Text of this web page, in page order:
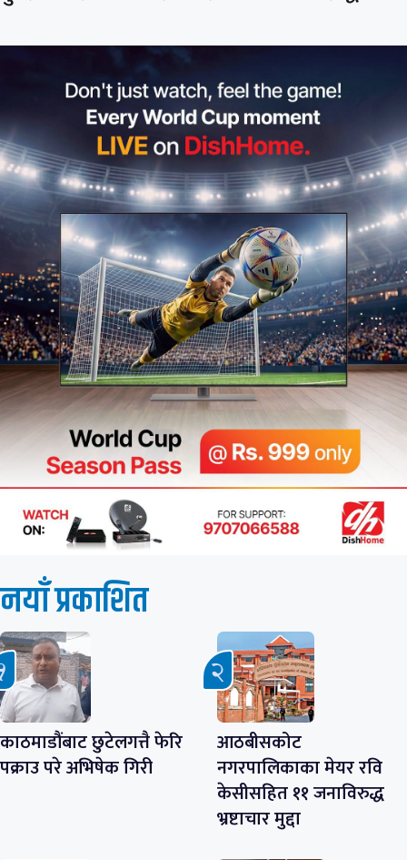
नयाँ प्रकाशित
काठमाडौंबाट छुटेलगत्तै फेरि
पक्राउ परे अभिषेक गिरी
आठबीसकोट
नगरपालिकाका मेयर रवि
केसीसहित ११ जनाविरुद्ध
भ्रष्टाचार मुद्दा